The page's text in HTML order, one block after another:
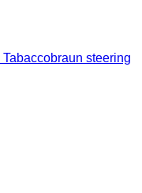
steering